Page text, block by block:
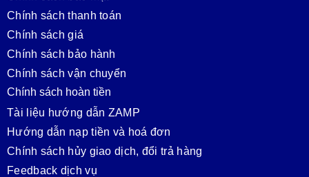
Chính sách thanh toán
Chính sách giá
Chính sách bảo hành
Chính sách vận chuyển
Chính sách hoàn tiền
Tài liệu hướng dẫn ZAMP
Hướng dẫn nạp tiền và hoá đơn
Chính sách hủy giao dịch, đổi trả hàng
Feedback dịch vụ